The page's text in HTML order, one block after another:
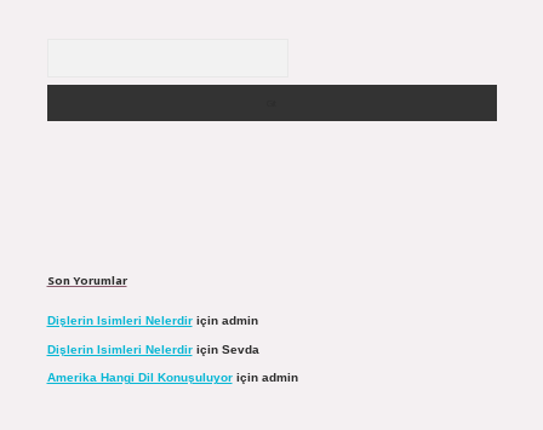
Son Yorumlar
Dişlerin Isimleri Nelerdiriçin admin
Dişlerin Isimleri Nelerdiriçin Sevda
Amerika Hangi Dil Konuşuluyoriçin admin